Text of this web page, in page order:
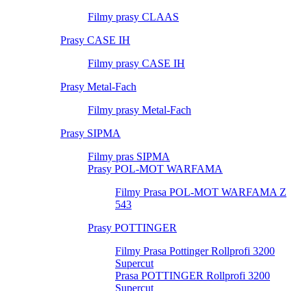
Filmy prasy CLAAS
Prasy CASE IH
Filmy prasy CASE IH
Prasy Metal-Fach
Filmy prasy Metal-Fach
Prasy SIPMA
Filmy pras SIPMA
Prasy POL-MOT WARFAMA
Filmy Prasa POL-MOT WARFAMA Z
543
Prasy POTTINGER
Filmy Prasa Pottinger Rollprofi 3200
Supercut
Prasa POTTINGER Rollprofi 3200
Supercut